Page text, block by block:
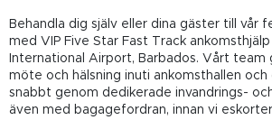
Behandla dig själv eller dina gäster till vår
med VIP Five Star Fast Track
International Airport, Barbados. Vårt team
möte och hälsning inuti ankomsthallen och
snabbt genom dedikerade invandrings-
även med bagagefordran, innan vi